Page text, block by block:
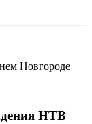
НТВ